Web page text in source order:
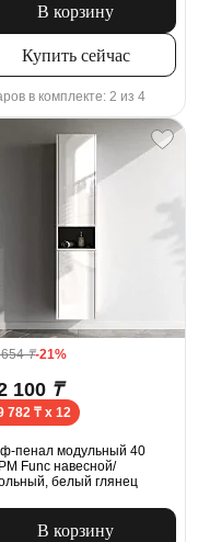
В корзину
Купить сейчас
в комплекте: 2 из 4
654₸-21%
100 ₸
782 ₸ x 12
пенал модульный 40
Func навесной/
белый глянец
В корзину